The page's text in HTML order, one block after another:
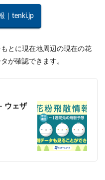
｜tenki.jp
とに現在地周辺の現在の花
が確認できます。
ウェザ